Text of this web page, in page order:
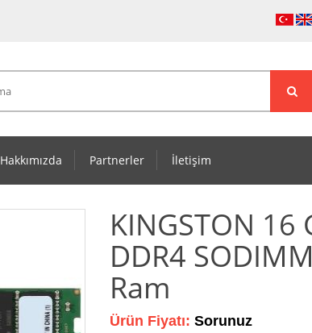
Hakkımızda Partnerler İletişim
KINGSTON 16
DDR4
Ram
Ürün Fiyatı: Sorunuz